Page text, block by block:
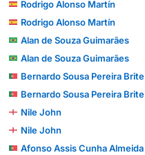
Rodrigo Alonso Martín
Rodrigo Alonso Martín
Alan de Souza Guimarães
Alan de Souza Guimarães
Bernardo Sousa Pereira Brites Martins
Bernardo Sousa Pereira Brites Martins
Nile John
Nile John
Afonso Assis Cunha Almeida